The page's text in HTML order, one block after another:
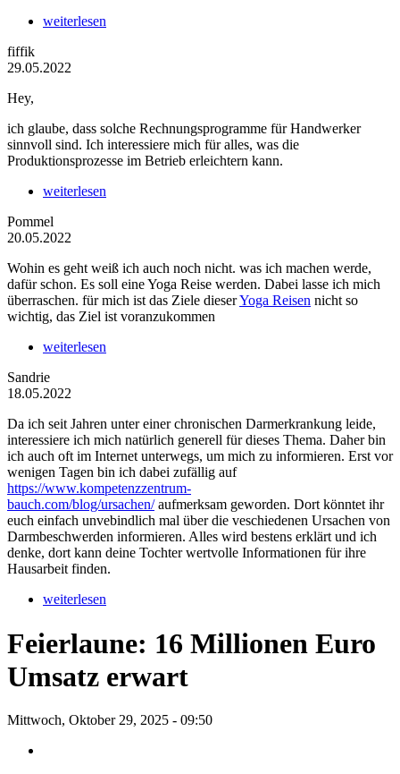
weiterlesen
fiffik
29.05.2022
Hey,
ich glaube, dass solche Rechnungsprogramme für Handwerker
sinnvoll sind. Ich interessiere mich für alles, was die
Produktionsprozesse im Betrieb erleichtern kann.
weiterlesen
Pommel
20.05.2022
Wohin es geht weiß ich auch noch nicht. was ich machen werde,
dafür schon. Es soll eine Yoga Reise werden. Dabei lasse ich mich
überraschen. für mich ist das Ziele dieserYoga Reisen nicht so
wichtig, das Ziel ist voranzukommen
weiterlesen
Sandrie
18.05.2022
Da ich seit Jahren unter einer chronischen Darmerkrankung leide,
interessiere ich mich natürlich generell für dieses Thema. Daher bin
ich auch oft im Internet unterwegs, um mich zu informieren. Erst vor
wenigen Tagen bin ich dabei zufällig auf
https://www.kompetenzzentrum-
bauch.com/blog/ursachen/aufmerksam geworden. Dort könntet ihr
euch einfach unvebindlich mal über die veschiedenen Ursachen von
Darmbeschwerden informieren. Alles wird bestens erklärt und ich
denke, dort kann deine Tochter wertvolle Informationen für ihre
Hausarbeit finden.
weiterlesen
Feierlaune: 16 Millionen Euro
Umsatz erwart
Mittwoch, Oktober 29, 2025 - 09:50